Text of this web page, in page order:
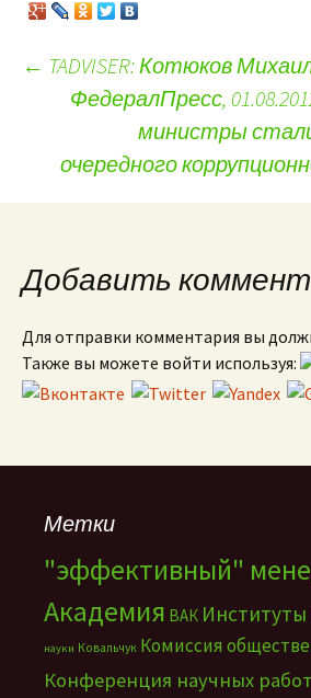
Навигация по записям
← TADVISER: Котюков
ФедералПресс,
министры
очередного
Добавить
Для отправки комментария вы
Также вы можете войти используя:
Метки
"эффективный"
Академия ВАК Институты
науки Ковальчук Комиссия
Конференция научных